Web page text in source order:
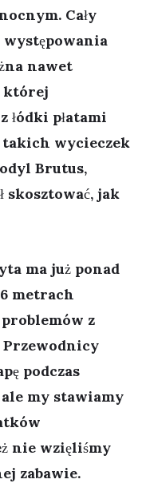
Cały
występowania
nawet
której
łódki płatami
takich wycieczek
Brutus,
jak
ma już ponad
metrach
problemów z
podczas
my stawiamy
nie wzięliśmy
zabawie.